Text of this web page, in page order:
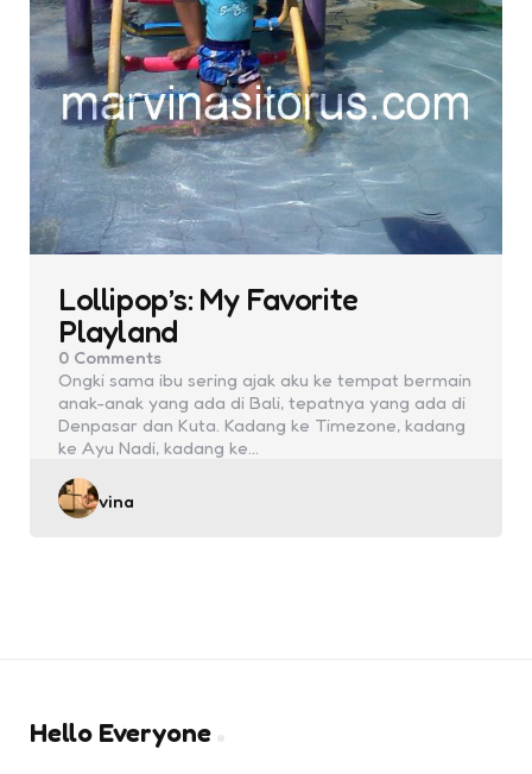
Lollipop’s: My Favorite
Playland
0 Comments
Ongki sama ibu sering ajak aku ke tempat bermain
anak-anak yang ada di Bali, tepatnya yang ada di
Denpasar dan Kuta. Kadang ke Timezone, kadang
ke Ayu Nadi, kadang ke…
Posted
vina
Hello Everyone